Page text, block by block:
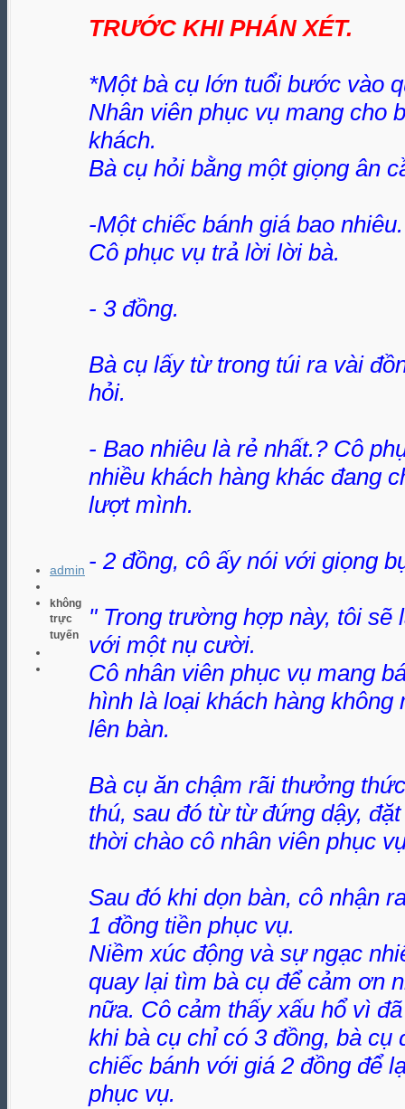
admin
không
trực
tuyến
TRƯỚC KHI PHÁN XÉT.
*Một bà cụ lớn tuổi bước vào
Nhân viên phục vụ mang cho
khách.
Bà cụ hỏi bằng một giọng ân
-Một chiếc bánh giá bao
Cô phục vụ trả lời lời bà.
- 3 đồng.
Bà cụ lấy từ trong túi ra vài
hỏi.
- Bao nhiêu là rẻ nhất.? Cô
nhiều khách hàng khác đang
lượt mình.
- 2 đồng, cô ấy nói với giọng
" Trong trường hợp này, tôi sẽ
với một nụ cười.
Cô nhân viên phục vụ mang
hình là loại khách hàng
lên bàn.
Bà cụ ăn chậm rãi thưởng
thú, sau đó từ từ đứng dậy,
thời chào cô nhân viên phục
Sau đó khi dọn bàn, cô nhận
1 đồng tiền phục vụ.
Niềm xúc động và sự ngạc
quay lại tìm bà cụ để cảm ơn
nữa. Cô cảm thấy xấu hổ vì
khi bà cụ chỉ có 3 đồng, bà
chiếc bánh với giá 2 đồng để
phục vụ.